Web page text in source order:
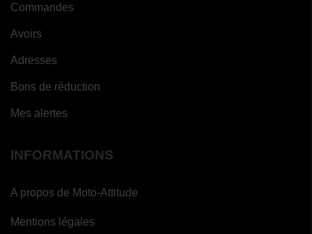
Commandes
Avoirs
Adresses
Bons de réduction
Mes alertes
INFORMATIONS
A propos de Moto-Attitude
Mentions légales